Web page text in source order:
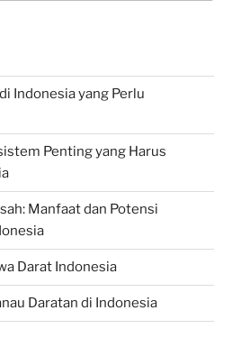
Indonesia yang Perlu
Penting yang Harus
Manfaat dan Potensi
Darat Indonesia
Daratan di Indonesia